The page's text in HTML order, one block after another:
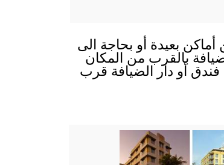
أماكن بعيدة أو بحاجة الى
بالقرب من المكان
أو دار الضيافة قرب